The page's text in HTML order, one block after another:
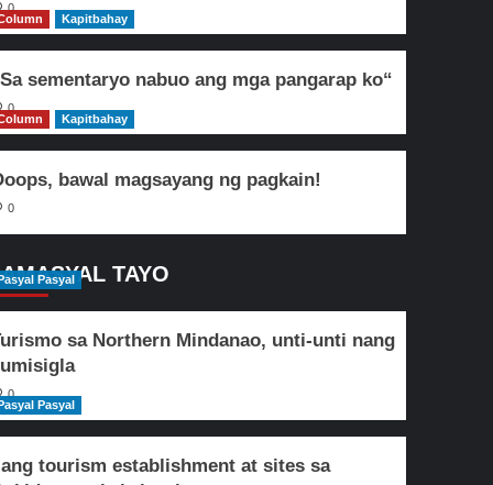
0
Kapitbahay
sementaryo nabuo ang mga pangarap ko“
0
Kapitbahay
bawal magsayang ng pagkain!
0
TAYO
Pasyal
sa Northern Mindanao, unti-unti nang
0
Pasyal
tourism establishment at sites sa